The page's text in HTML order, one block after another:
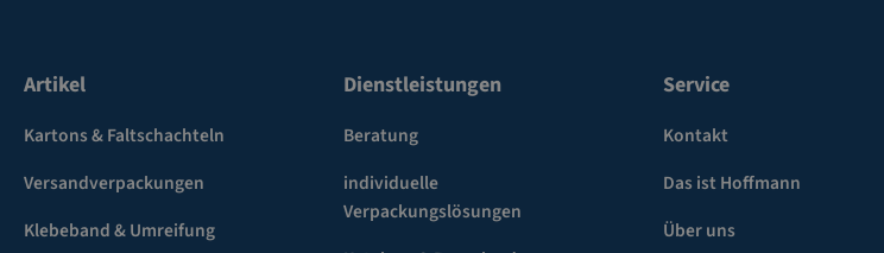
Artikel
Kartons & Faltschachteln
Versandverpackungen
Klebeband & Umreifung
Dienstleistungen
Beratung
individuelle
Verpackungslösungen
Service
Kontakt
Das ist Hoffmann
Über uns